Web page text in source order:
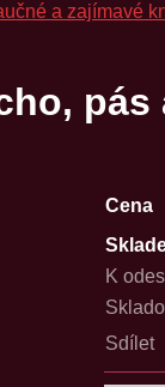
a zajímavé
pás
Cena
K
Sdílet